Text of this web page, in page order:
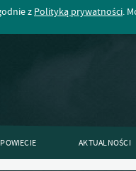
z Polityką prywatności.
AKTUALNOŚCI